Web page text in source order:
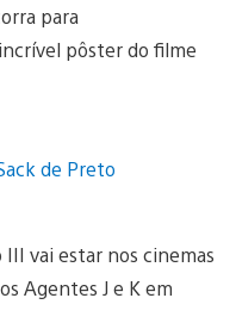
para
pôster do filme
III vai estar nos cinemas
Agentes J e K em